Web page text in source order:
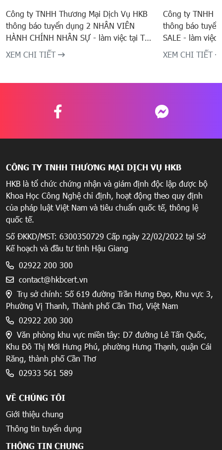
Công ty TNHH Thương Mại Dịch Vụ HKB
thông báo tuyển dụng 2 NHÂN VIÊN
HÀNH CHÍNH NHÂN SỰ - làm việc tại TP.
Vị Thanh, T. Hậu Giang
XEM CHI TIẾT
Công ty TNHH
thông báo
SALE - làm việc
Giang
XEM CHI TIẾT
CÔNG TY TNHH THƯƠNG MẠI DỊCH VỤ HKB
HKB là tổ chức chứng nhận và giám định độc lập được bộ
Khoa Học Công Nghệ chỉ định, hoạt động theo quy định
của pháp luật Việt Nam và tiêu chuẩn quốc tế, thông lệ
quốc tế.
Số ĐKKD/MST: 6300350729 Cấp ngày 22/02/2022 tại Sở
Kế hoạch và đầu tư tỉnh Hậu Giang
02922 200 300
contact@hkbcert.vn
Trụ sở chính: Số 619 đường Trần Hưng Đạo, Khu vực 3,
Phường Vị Thanh, Thành phố Cần Thơ, Việt Nam
02922 200 300
Văn phòng khu vực miền tây: D7 đường Lê Tấn Quốc,
Khu Đô Thị Mới Hưng Phú, phường Hưng Thạnh, quận Cái
Răng, thành phố Cần Thơ
02933 561 589
VỀ CHÚNG TÔI
Giới thiệu chung
Thông tin tuyển dụng
THÔNG TIN CHUNG